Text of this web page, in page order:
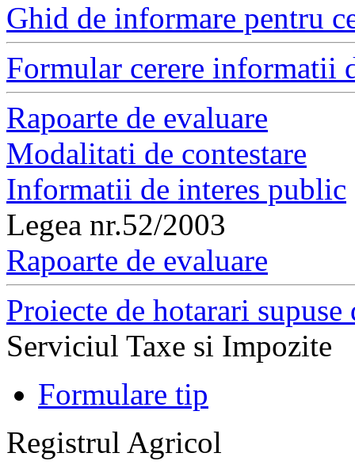
Ghid de informare pentru
Formular cerere informatii
Rapoarte de evaluare
Modalitati de contestare
Informatii de interes public
Legea nr.52/2003
Rapoarte de evaluare
Proiecte de hotarari
Serviciul Taxe si Impozite
Formulare tip
Registrul Agricol